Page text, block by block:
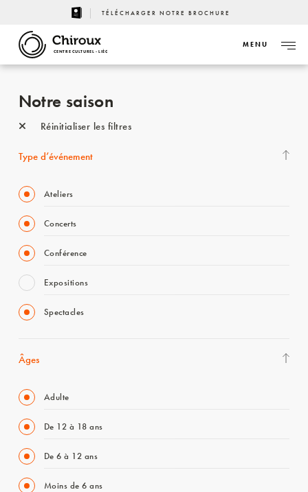
TÉLÉCHARGER NOTRE BROCHURE
CENTRE CULTUREL - LIÈGE
MENU
Notre saison
Réinitialiser les filtres
Type d’événement
Ateliers
Concerts
Conférence
Expositions
Spectacles
Âges
Adulte
De 12 à 18 ans
De 6 à 12 ans
Moins de 6 ans